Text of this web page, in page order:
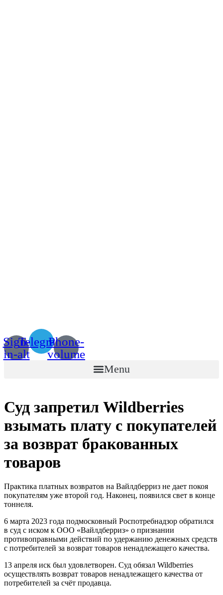
Sign-
in-alt
TelegramPhone-
volume
Menu
Суд запретил Wildberries
взымать плату с покупателей
за возврат бракованных
товаров
Практика платных возвратов на Вайлдберриз не дает покоя
покупателям уже второй год. Наконец, появился свет в конце
тоннеля.
6 марта 2023 года подмосковный Роспотребнадзор обратился
в суд с иском к ООО «Вайлдберриз» о признании
противоправными действий по удержанию денежных средств
с потребителей за возврат товаров ненадлежащего качества.
13 апреля иск был удовлетворен. Суд обязал Wildberries
осуществлять возврат товаров ненадлежащего качества от
потребителей за счёт продавца.